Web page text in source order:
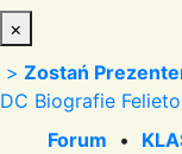
×
> Zostań
DC Biografie
Forum •